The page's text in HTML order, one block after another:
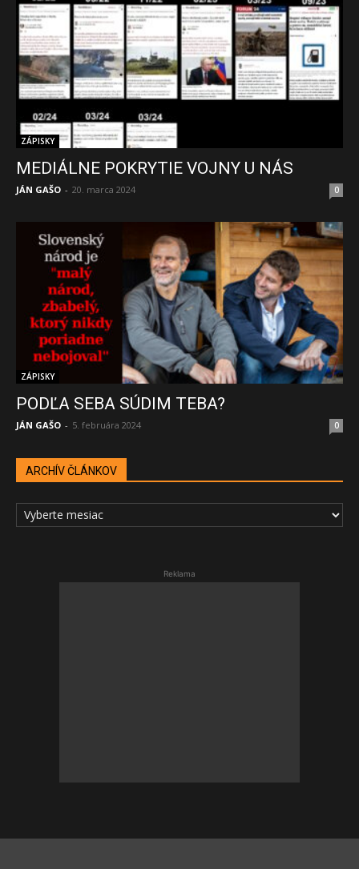
ZÁPISKY
MEDIÁLNE POKRYTIE VOJNY U NÁS
JÁN GAŠO - 20. marca 2024 0
ZÁPISKY
PODĽA SEBA SÚDIM TEBA?
JÁN GAŠO - 5. februára 2024 0
ARCHÍV ČLÁNKOV
ARCHÍV
ČLÁNKOV
Reklama